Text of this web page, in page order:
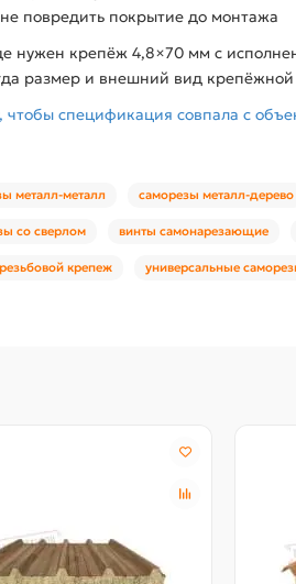
повредить покрытие до монтажа
нужен крепёж 4,8×70 мм с
размер и внешний вид
спецификация совпала с
металл-металл саморезы металл-дерево
со сверлом винты самонарезающие
резьбовой крепеж универсальные